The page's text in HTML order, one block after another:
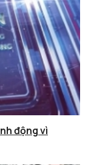
động vì